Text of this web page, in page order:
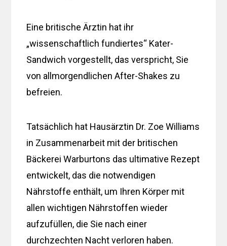
Eine britische Ärztin hat ihr
„wissenschaftlich fundiertes“ Kater-
Sandwich vorgestellt, das verspricht, Sie
von allmorgendlichen After-Shakes zu
befreien.
Tatsächlich hat Hausärztin Dr. Zoe Williams
in Zusammenarbeit mit der britischen
Bäckerei Warburtons das ultimative Rezept
entwickelt, das die notwendigen
Nährstoffe enthält, um Ihren Körper mit
allen wichtigen Nährstoffen wieder
aufzufüllen, die Sie nach einer
durchzechten Nacht verloren haben.